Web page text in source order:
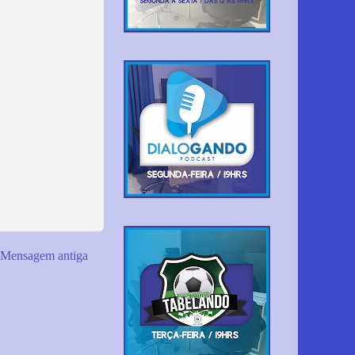
Mensagem antiga